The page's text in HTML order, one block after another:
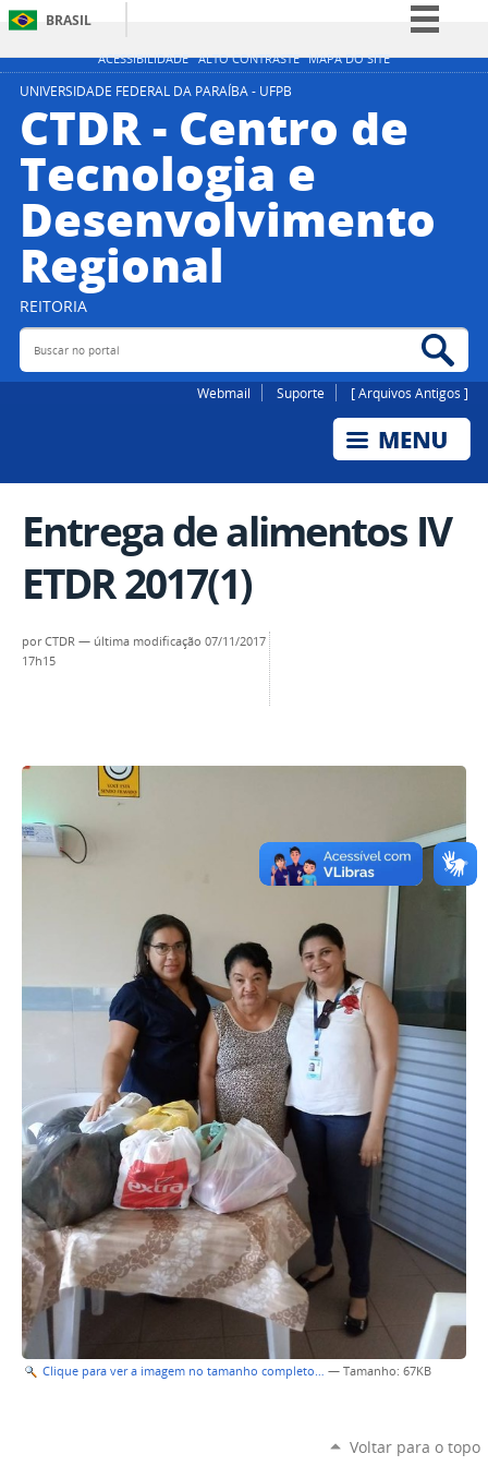
ACESSIBILIDADE ALTO CONTRASTE MAPA DO SITE
BRASIL
Simplifique!
Participe
Legislação
Canais
UNIVERSIDADE FEDERAL DA PARAÍBA - UFPB
CTDR - Centro de
Tecnologia e
Desenvolvimento
Regional
REITORIA
Buscar no portal
Webmail Suporte [ Arquivos Antigos ]
Entrega de alimentos IV
ETDR 2017(1)
porCTDR — última modificação 07/11/2017
17h15
Clique para ver a imagem no tamanho completo… — Tamanho: 67KB
Voltar para o topo